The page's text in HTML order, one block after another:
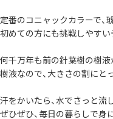
定番のコニャックカラーで、
初めての方にも挑戦しやすい
何千万年も前の針葉樹の樹液
樹液なので、大きさの割にと
汗をかいたら、水でさっと流
ぜひぜひ、毎日の暮らしで